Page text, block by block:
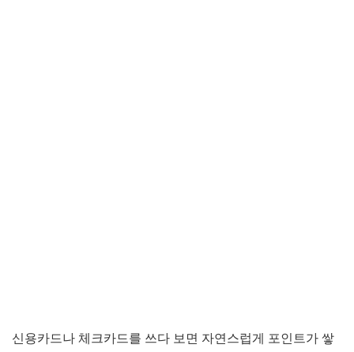
신용카드나 체크카드를 쓰다 보면 자연스럽게 포인트가 쌓